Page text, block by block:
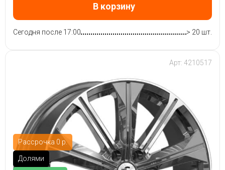
В корзину
Сегодня после 17:00 > 20 шт.
Рассрочка 0 р.
Долями
Арт: 4210517